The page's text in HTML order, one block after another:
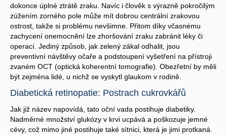
dokonce úplné ztrátě zraku. Navíc i člověk s výrazně pokročilým
zúžením zorného pole může mít dobrou centrální zrakovou
ostrost, takže si problému nevšimne. Přitom díky včasnému
zachycení onemocnění lze zhoršování zraku zabránit léky či
operací. Jediný způsob, jak zelený zákal odhalit, jsou
preventivní návštěvy očaře a podstoupení vyšetření na přístroji
zvaném OCT (optická koherentní tomografie). Obezřetní by měli
být zejména lidé, u nichž se vyskytl glaukom v rodině.
Diabetická retinopatie: Postrach cukrovkářů
Jak již název napovídá, tato oční vada postihuje diabetiky.
Nadměrné množství glukózy v krvi ucpává a poškozuje jemné
cévy, což mimo jiné postihuje také sítnici, která je jimi protkaná.